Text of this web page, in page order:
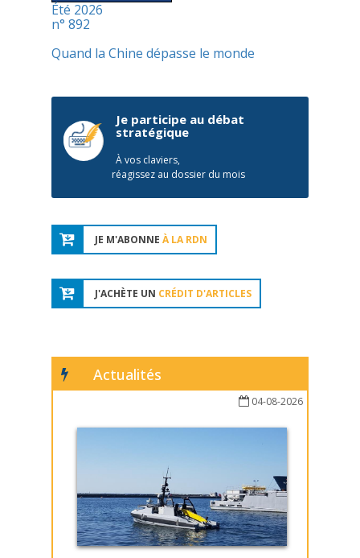
Été 2026
n° 892
Quand la Chine dépasse le monde
Je participe au débat
stratégique
À vos claviers,
réagissez au dossier du mois
JE M'ABONNE À LA RDN
J'ACHÈTE UN CRÉDIT D'ARTICLES
Actualités
04-08-2026